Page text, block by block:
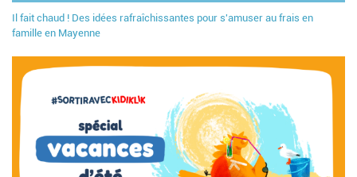
Il fait chaud ! Des idées rafraîchissantes pour s'amuser au frais en
famille en Mayenne